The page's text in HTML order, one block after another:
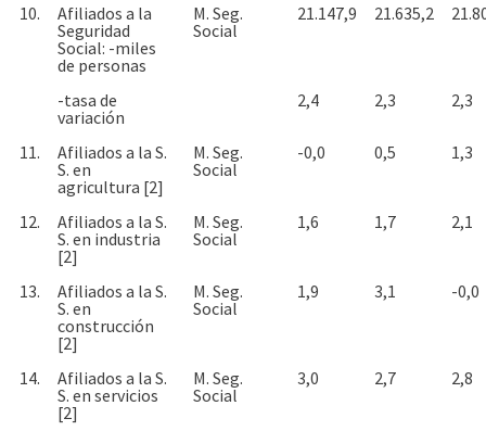
10.
Afiliados a la
Seguridad
Social: -miles
de personas
M. Seg.
Social
21.147,9 21.635,2
-tasa de
variación
2,4 2,3 2,3
11.
Afiliados a la S.
S. en
agricultura [2]
M. Seg.
Social
-0,0 0,5 1,3
12.
Afiliados a la S.
S. en industria
[2]
M. Seg.
Social
1,6 1,7 2,1
13.
Afiliados a la S.
S. en
construcción
[2]
M. Seg.
Social
1,9 3,1 -0,0
14.
Afiliados a la S.
S. en servicios
[2]
M. Seg.
Social
3,0 2,7 2,8